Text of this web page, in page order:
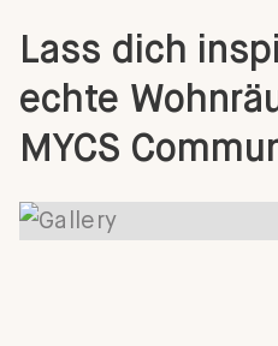
JETZT
Lass dich
echte